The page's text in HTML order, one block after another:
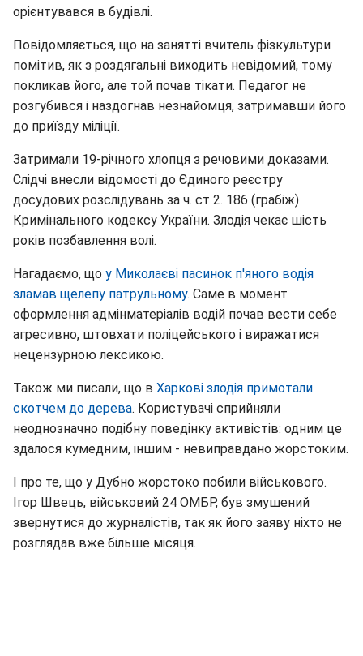
орієнтувався в будівлі.
Повідомляється, що на занятті вчитель фізкультури
помітив, як з роздягальні виходить невідомий, тому
покликав його, але той почав тікати. Педагог не
розгубився і наздогнав незнайомця, затримавши його
до приїзду міліції.
Затримали 19-річного хлопця з речовими доказами.
Слідчі внесли відомості до Єдиного реєстру
досудових розслідувань за ч. ст 2. 186 (грабіж)
Кримінального кодексу України. Злодія чекає шість
років позбавлення волі.
Нагадаємо, що у Миколаєві пасинок п'яного водія
зламав щелепу патрульному. Саме в момент
оформлення адмінматеріалів водій почав вести себе
агресивно, штовхати поліцейського і виражатися
нецензурною лексикою.
Також ми писали, що в Харкові злодія примотали
скотчем до дерева. Користувачі сприйняли
неоднозначно подібну поведінку активістів: одним це
здалося кумедним, іншим - невиправдано жорстоким.
І про те, що у Дубно жорстоко побили військового.
Ігор Швець, військовий 24 ОМБР, був змушений
звернутися до журналістів, так як його заяву ніхто не
розглядав вже більше місяця.